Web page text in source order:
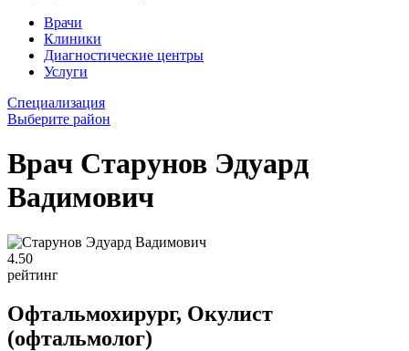
Врачи
Клиники
Диагностические центры
Услуги
Специализация
Выберите район
Врач Старунов Эдуард
Вадимович
4.50
рейтинг
Офтальмохирург, Окулист
(офтальмолог)